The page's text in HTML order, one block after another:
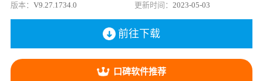
版本： V9.27.1734.0 更新时间： 2023-05-03
前往下载
口碑软件推荐